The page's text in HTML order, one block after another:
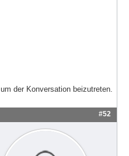
um der Konversation beizutreten.
#52